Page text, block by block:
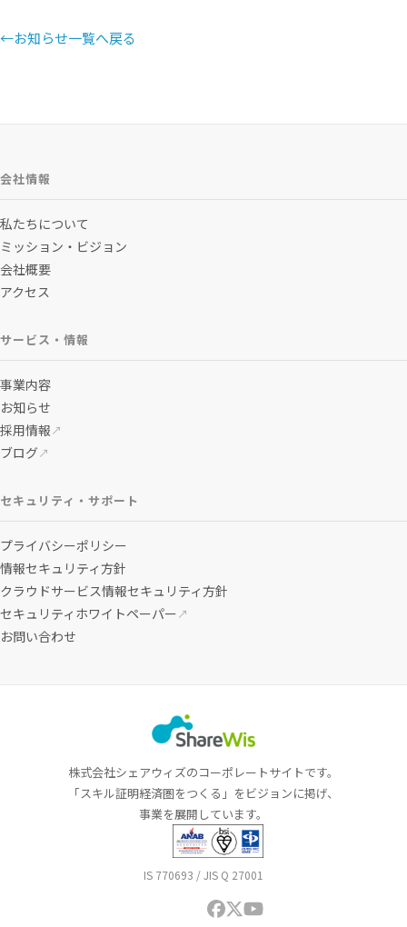
←お知らせ一覧へ戻る
会社情報
私たちについて
ミッション・ビジョン
会社概要
アクセス
サービス・情報
事業内容
お知らせ
採用情報 ↗
ブログ↗
セキュリティ・サポート
プライバシーポリシー
情報セキュリティ方針
クラウドサービス情報セキュリティ方針
セキュリティホワイトペーパー ↗
お問い合わせ
株式会社シェアウィズのコーポレートサイトです。
「スキル証明経済圏をつくる」をビジョンに掲げ、
事業を展開しています。
IS 770693 / JIS Q 27001